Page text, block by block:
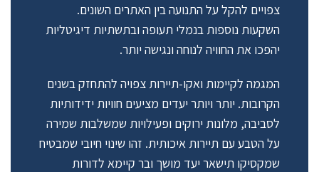
צפויים להקל על התנועה בין האתרים השונים.
השקעות נוספות בנמלי תעופה ובתשתיות דיגיטליות
יהפכו את החוויה לנוחה ונגישה יותר.
המגמה לקיימות ואקו-תיירות צפויה להתחזק בשנים
הקרובות. יותר ויותר יעדים מציעים חוויות ידידותיות
לסביבה, מלונות ירוקים ופעילויות שמשלבות שמירה
על הטבע עם תיירות איכותית. זהו שינוי חיובי שמבטיח
שמקסיקו תישאר יעד מושך ובר קיימא לדורות